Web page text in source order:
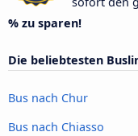
% zu sparen!
Die beliebtesten
Bus nach Chur
Bus nach Chiasso